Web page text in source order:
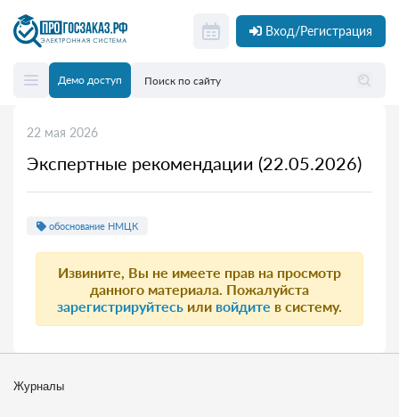
Вход/Регистрация
Демо доступ
22 мая 2026
Экспертные рекомендации (22.05.2026)
обоснование НМЦК
Извините, Вы не имеете прав на просмотр
данного материала. Пожалуйста
зарегистрируйтесь или войдите в систему.
Журналы